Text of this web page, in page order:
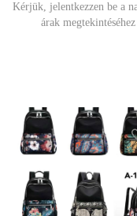
Kérjük, jelentkezzen be a
árak megtekintéséhez